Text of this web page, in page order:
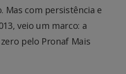
Mas com persistência e
veio um marco: a
pelo Pronaf Mais